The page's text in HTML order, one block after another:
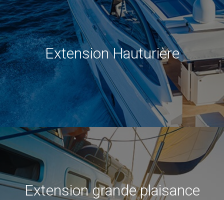
Extension Hauturière
Extension grande plaisance